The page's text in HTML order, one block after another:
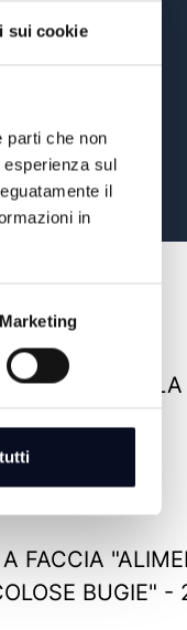
sui cookie
parti che non
esperienza sul
il
in
Marketing
A FACCIA
FACCIA
BUGIE"